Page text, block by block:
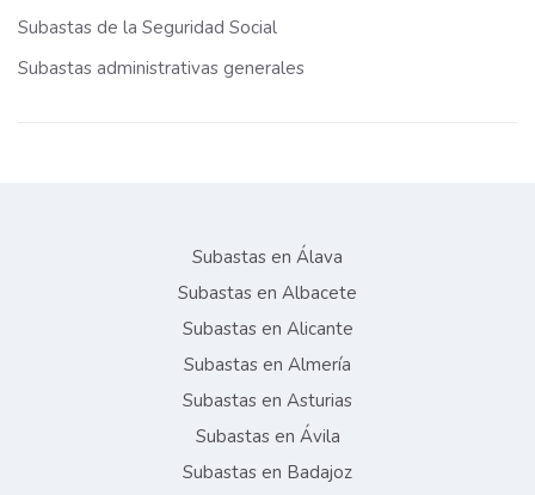
Subastas de la Seguridad Social
Subastas administrativas generales
Subastas en Álava
Subastas en Albacete
Subastas en Alicante
Subastas en Almería
Subastas en Asturias
Subastas en Ávila
Subastas en Badajoz